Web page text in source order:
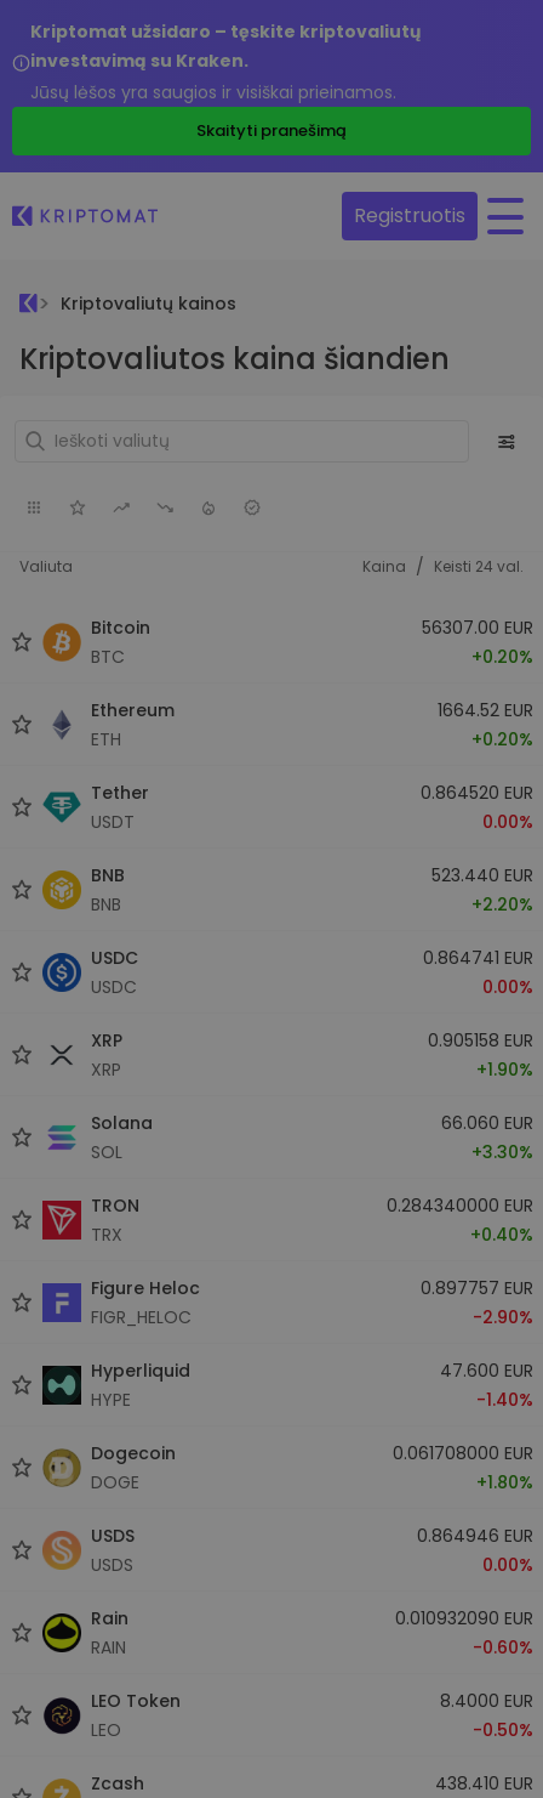
Kriptomat užsidaro – tęskite kriptovaliutų
investavimą su Kraken.
Jūsų lėšos yra saugios ir visiškai prieinamos.
Skaityti pranešimą
Registruotis
Kriptovaliutų kainos
Kriptovaliutos kaina šiandien
Valiuta Kaina / Keisti 24 val.
Bitcoin
BTC
56307.00 EUR
+0.20%
Ethereum
ETH
1664.52 EUR
+0.20%
Tether
USDT
0.864520 EUR
0.00%
BNB
BNB
523.440 EUR
+2.20%
USDC
USDC
0.864741 EUR
0.00%
XRP
XRP
0.905158 EUR
+1.90%
Solana
SOL
66.060 EUR
+3.30%
TRON
TRX
0.284340000 EUR
+0.40%
Figure Heloc
FIGR_HELOC
0.897757 EUR
-2.90%
Hyperliquid
HYPE
47.600 EUR
-1.40%
Dogecoin
DOGE
0.061708000 EUR
+1.80%
USDS
USDS
0.864946 EUR
0.00%
Rain
RAIN
0.010932090 EUR
-0.60%
LEO Token
LEO
8.4000 EUR
-0.50%
Zcash
438.410 EUR